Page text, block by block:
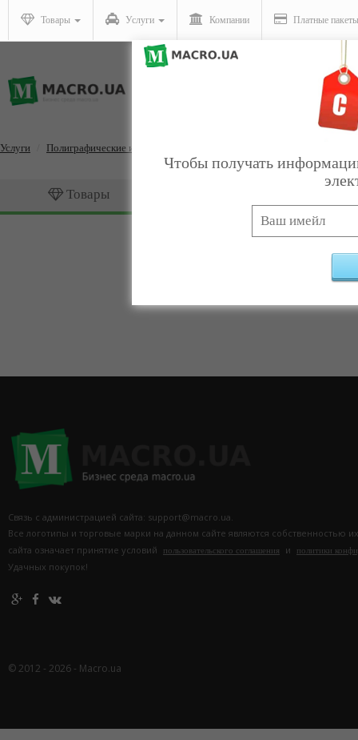
Товары Услуги Компании Платные пакеты
Услуги Полиграфические и дизайнерские услуги
Товары
Распространение
Связь с администрацией сайта: support@macro.ua.
Все логотипы и торговые марки на данном сайте являются собственностью
сайта означает принятие условий
пользовательского соглашения и политики
Удачных покупок!
© 2012 - 2026 - Macro.ua
Чтобы получать